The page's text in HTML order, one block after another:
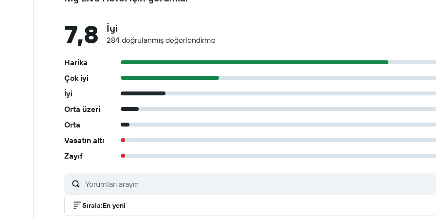
7,8 İyi
284 doğrulanmış değerlendirme
Harika
Çok iyi
İyi
Orta üzeri
Orta
Vasatın altı
Zayıf
Sırala:En yeni